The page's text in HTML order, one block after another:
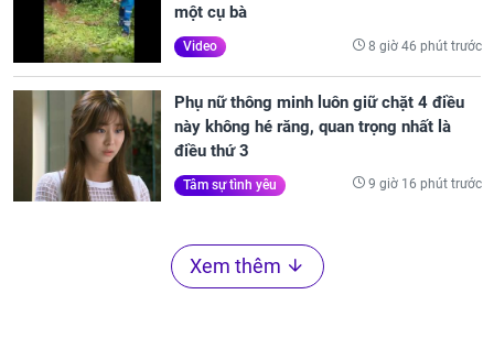
một cụ bà
Video 8 giờ 46 phút trước
Phụ nữ thông minh luôn giữ chặt 4 điều
này không hé răng, quan trọng nhất là
điều thứ 3
Tâm sự tình yêu 9 giờ 16 phút trước
Xem thêm